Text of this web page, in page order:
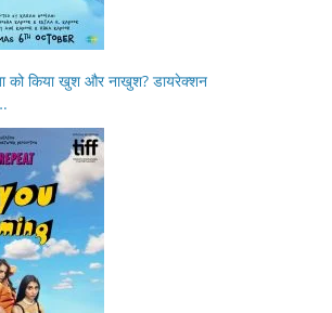
को किया खुश और नाखुश? डायरेक्शन